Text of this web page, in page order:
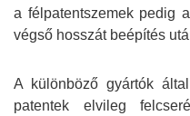
a félpatentszemek pedig
végső hosszát beépítés
A különböző gyártók
patentek elvileg